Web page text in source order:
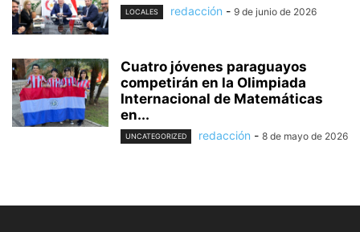
LOCALES redacción - 9 de junio de 2026
Cuatro jóvenes paraguayos
competirán en la Olimpiada
Internacional de Matemáticas
en...
UNCATEGORIZED redacción - 8 de mayo de 2026